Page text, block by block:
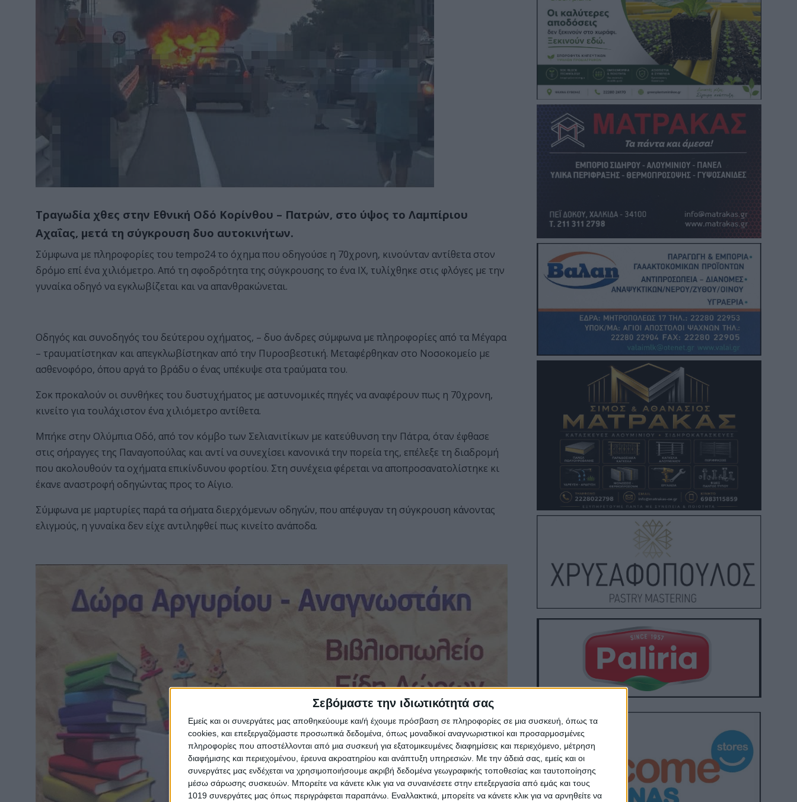
Σεβόμαστε την ιδιωτικότητά σας
Εμείς και οι συνεργάτες μας αποθηκεύουμε και/ή έχουμε πρόσβαση σε πληροφορίες σε μια συσκευή, όπως τα
cookies, και επεξεργαζόμαστε προσωπικά δεδομένα, όπως μοναδικοί αναγνωριστικοί και προσαρμοσμένες
πληροφορίες που αποστέλλονται από μια συσκευή για εξατομικευμένες διαφημίσεις και περιεχόμενο, μέτρηση
διαφήμισης και περιεχομένου, έρευνα ακροατηρίου και ανάπτυξη υπηρεσιών. Με την άδειά σας, εμείς και οι
συνεργάτες μας ενδέχεται να χρησιμοποιήσουμε ακριβή δεδομένα γεωγραφικής τοποθεσίας και ταυτοποίησης
μέσω σάρωσης συσκευών. Μπορείτε να κάνετε κλικ για να συναινέσετε στην επεξεργασία από εμάς και τους
1019 συνεργάτες μας όπως περιγράφεται παραπάνω. Εναλλακτικά, μπορείτε να κάνετε κλικ για να αρνηθείτε να
Tραγωδία χθες στην Eθνική Oδό Κορίνθου – Πατρών, στο ύψος το Λαμπίριου
Αχαΐας, μετά τη σύγκρουση δυο αυτοκινήτων.
Σύμφωνα με πληροφορίες του tempo24 το όχημα που οδηγούσε η 70χρονη, κινούνταν αντίθετα στον
δρόμο επί ένα χιλιόμετρο. Από τη σφοδρότητα της σύγκρουσης το ένα ΙΧ, τυλίχθηκε στις φλόγες με την
γυναίκα οδηγό να εγκλωβίζεται και να απανθρακώνεται.
Οδηγός και συνοδηγός του δεύτερου οχήματος, – δυο άνδρες σύμφωνα με πληροφορίες από τα Μέγαρα
– τραυματίστηκαν και απεγκλωβίστηκαν από την Πυροσβεστική. Μεταφέρθηκαν στο Νοσοκομείο με
ασθενοφόρο, όπου αργά το βράδυ ο ένας υπέκυψε στα τραύματα του.
Σοκ προκαλούν οι συνθήκες του δυστυχήματος με αστυνομικές πηγές να αναφέρουν πως η 70χρονη,
κινείτο για τουλάχιστον ένα χιλιόμετρο αντίθετα.
Μπήκε στην Ολύμπια Οδό, από τον κόμβο των Σελιανιτίκων με κατεύθυνση την Πάτρα, όταν έφθασε
στις σήραγγες της Παναγοπούλας και αντί να συνεχίσει κανονικά την πορεία της, επέλεξε τη διαδρομή
που ακολουθούν τα οχήματα επικίνδυνου φορτίου. Στη συνέχεια φέρεται να αποπροσανατολίστηκε κι
έκανε αναστροφή οδηγώντας προς το Αίγιο.
Σύμφωνα με μαρτυρίες παρά τα σήματα διερχόμενων οδηγών, που απέφυγαν τη σύγκρουση κάνοντας
ελιγμούς, η γυναίκα δεν είχε αντιληφθεί πως κινείτο ανάποδα.